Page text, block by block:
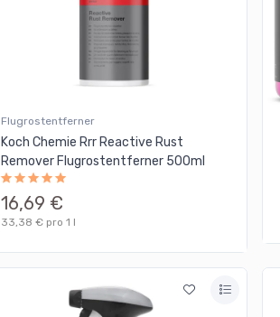
Flugrostentferner
Koch Chemie Rrr Reactive Rust
Remover Flugrostentferner 500ml
16,69 €
33,38 € pro 1 l